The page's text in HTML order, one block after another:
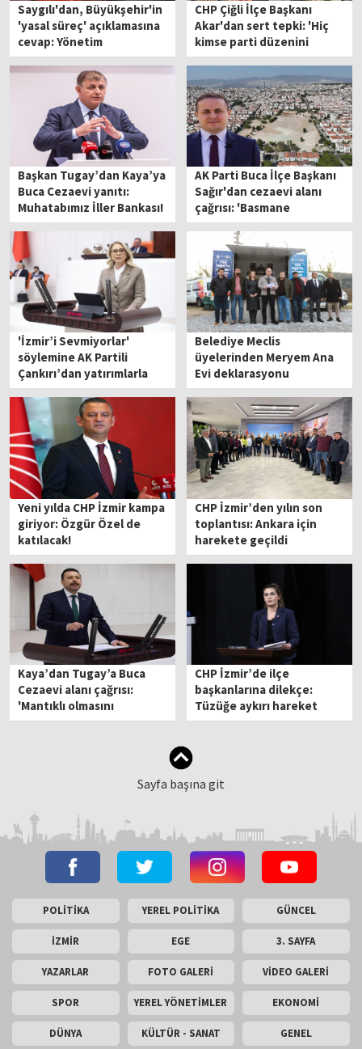
Saygılı'dan, Büyükşehir'in
'yasal süreç' açıklamasına
cevap: Yönetim
beceriksizliğinden başka
bir şey değil
CHP Çiğli İlçe Başkanı
Akar'dan sert tepki: 'Hiç
kimse parti düzenini
bozamaz'
Başkan Tugay’dan Kaya’ya
Buca Cezaevi yanıtı:
Muhatabımız İller Bankası!
AK Parti Buca İlçe Başkanı
Sağır'dan cezaevi alanı
çağrısı: 'Basmane
Çukuru'na dönmesin'
'İzmir’i Sevmiyorlar'
söylemine AK Partili
Çankırı’dan yatırımlarla
yanıt:: Hiç mi yüzünüz
kızarmıyor?
Belediye Meclis
üyelerinden Meryem Ana
Evi deklarasyonu
Yeni yılda CHP İzmir kampa
giriyor: Özgür Özel de
katılacak!
CHP İzmir’den yılın son
toplantısı: Ankara için
harekete geçildi
Kaya’dan Tugay’a Buca
Cezaevi alanı çağrısı:
'Mantıklı olmasını
bekliyoruz'
CHP İzmir’de ilçe
başkanlarına dilekçe:
Tüzüğe aykırı hareket
edildi!
Sayfa başına git
POLİTİKA YEREL POLİTİKA GÜNCEL
İZMİR EGE 3. SAYFA
YAZARLAR FOTO GALERİ VİDEO GALERİ
SPOR YEREL YÖNETİMLER EKONOMİ
DÜNYA KÜLTÜR - SANAT GENEL